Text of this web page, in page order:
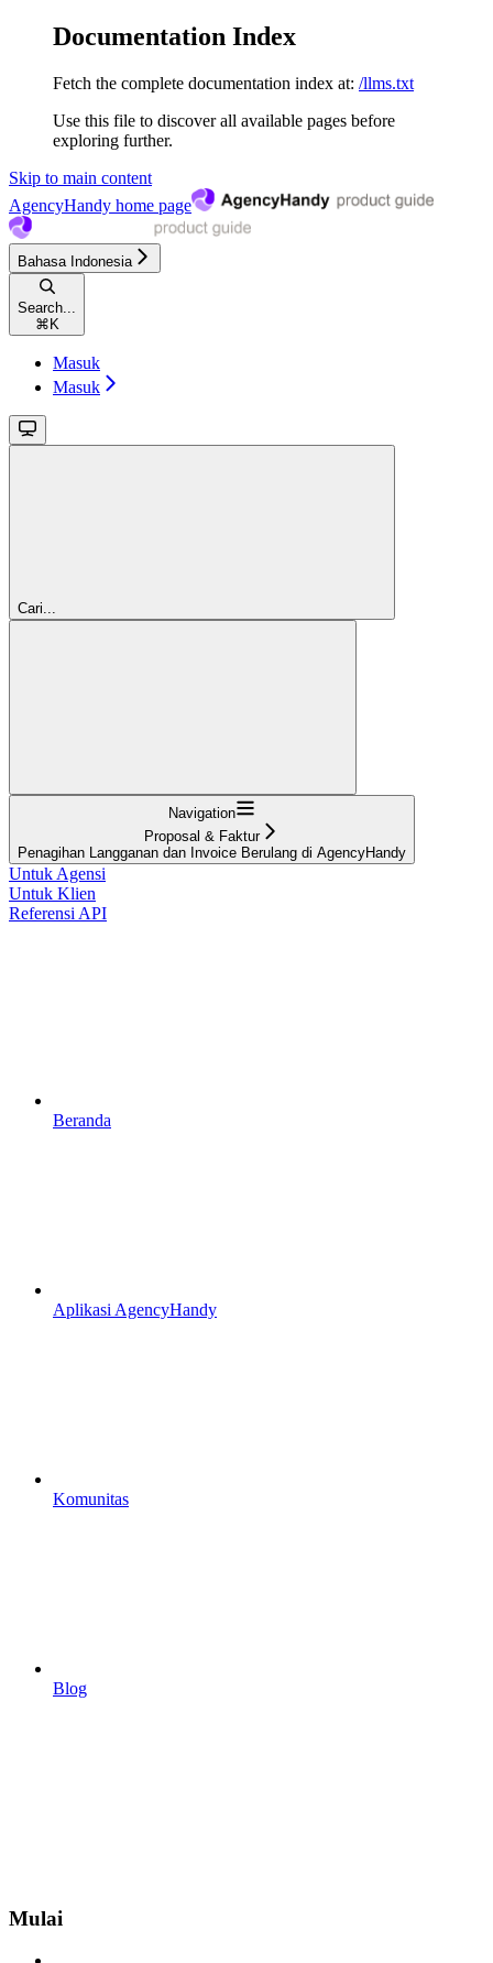
Documentation Index
Fetch the complete documentation index at: /llms.txt
Use this file to discover all available pages before
exploring further.
Skip to main content
AgencyHandy home page
Bahasa Indonesia
Search...
⌘ K
Masuk
Masuk
Cari...
Navigation
Proposal & Faktur
Penagihan Langganan dan Invoice Berulang di AgencyHandy
Untuk Agensi
Untuk Klien
Referensi API
Beranda
Aplikasi AgencyHandy
Komunitas
Blog
Mulai